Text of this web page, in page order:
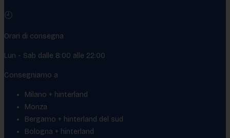
🕘
Orari di consegna
Lun - Sab dalle 8:00 alle 22:00
Consegniamo a
Milano + hinterland
Monza
Bergamo + hinterland del sud
Bologna + hinterland